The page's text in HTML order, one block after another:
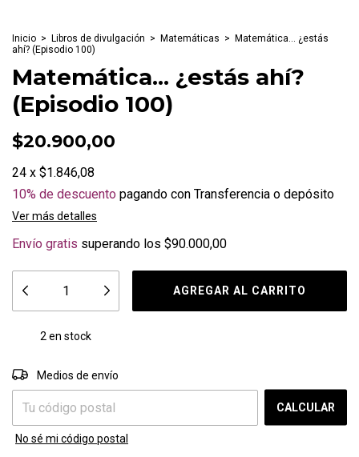
Inicio > Libros de divulgación > Matemáticas > Matemática... ¿estás
ahí? (Episodio 100)
Matemática... ¿estás ahí?
(Episodio 100)
$20.900,00
24 x $1.846,08
10% de descuento pagando con Transferencia o depósito
Ver más detalles
Envío gratis superando los $90.000,00
2 en stock
Entregas para el CP:
Medios de envío
CALCULAR
No sé mi código postal